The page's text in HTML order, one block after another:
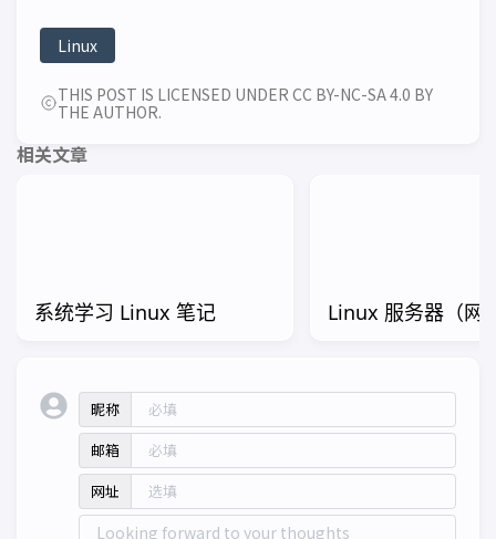
Linux
THIS POST IS LICENSED UNDER CC BY-NC-SA 4.0 BY
THE AUTHOR.
相关文章
系统学习 Linux 笔记 Linux 服务器（网
昵称
邮箱
网址